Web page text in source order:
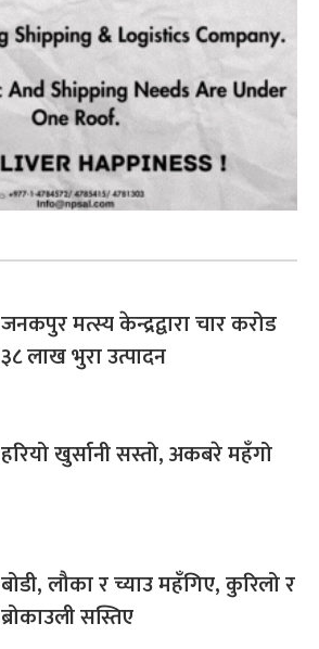
जनकपुर मत्स्य केन्द्रद्वारा चार करोड
३८ लाख भुरा उत्पादन
हरियो खुर्सानी सस्तो, अकबरे महँगो
बोडी, लौका र च्याउ महँगिए, कुरिलो र
ब्रोकाउली सस्तिए